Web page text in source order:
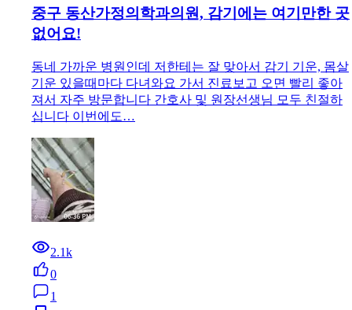
중구 동산가정의학과의원, 감기에는 여기만한 곳
없어요!
동네 가까운 병원인데 저한테는 잘 맞아서 감기 기운, 몸살
기운 있을때마다 다녀와요 가서 진료보고 오면 빨리 좋아
져서 자주 방문합니다 간호사 및 원장선생님 모두 친절하
십니다 이번에도…
2.1k
0
1